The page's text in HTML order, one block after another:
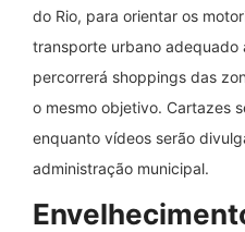
do Rio, para orientar os
transporte urbano adequado
percorrerá shoppings das
o mesmo objetivo. Cartazes
enquanto vídeos serão
administração municipal.